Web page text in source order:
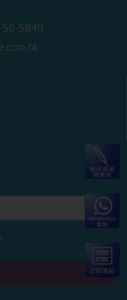
5849
。